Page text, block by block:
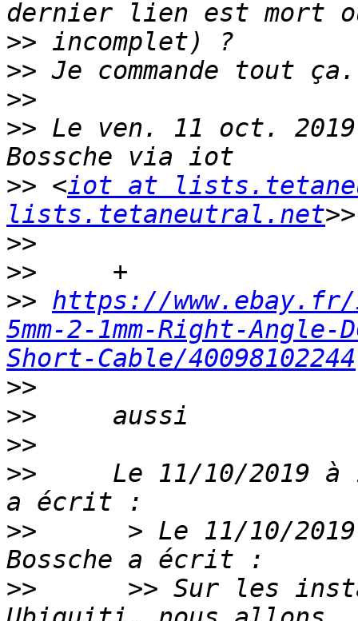
>>
>>
>>
>> Le ven. 11 oct.
>> <iot at
lists.tetaneutral.net
>>
>>
>> https://www.ebay.fr/
5mm-2-1mm-Right-
Short-Cable/40098102244
>>
>>
>>
>> Le 11/10/2019 à
>> > Le 11/10/2019
>> >> Sur les